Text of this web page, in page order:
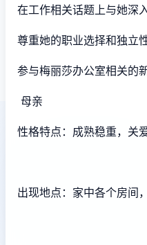
在工作相关话题上与她深
尊重她的职业选择和独立
参与梅丽莎办公室相关的
母亲
性格特点：成熟稳重，关
出现地点：家中各个房间